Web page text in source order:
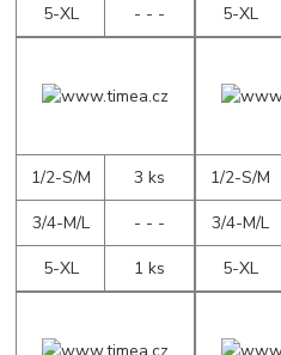
5-XL
- - -
5-XL
1/2-S/M
3 ks
3/4-M/L
- - -
5-XL
1 ks
1/2-S/M
3/4-M/L
5-XL